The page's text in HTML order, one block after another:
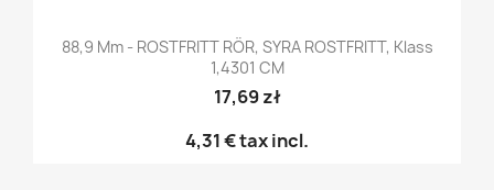
88,9 Mm - ROSTFRITT RÖR, SYRA ROSTFRITT, Klass
1,4301 CM
17,69 zł
4,31 €tax incl.